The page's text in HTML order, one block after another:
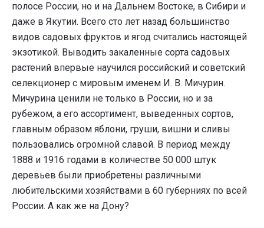
полосе России, но и на Дальнем Востоке, в Сибири и
даже в Якутии. Всего сто лет назад большинство
видов садовых фруктов и ягод считались настоящей
экзотикой. Выводить закаленные сорта садовых
растений впервые научился российский и советский
селекционер с мировым именем И. В. Мичурин.
Мичурина ценили не только в России, но и за
рубежом, а его ассортимент, выведенных сортов,
главным образом яблони, груши, вишни и сливы
пользовались огромной славой. В период между
1888 и 1916 годами в количестве 50 000 штук
деревьев были приобретены различными
любительскими хозяйствами в 60 губерниях по всей
России. А как же на Дону?